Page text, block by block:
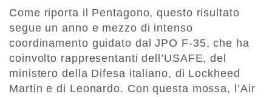
Come riporta il Pentagono, questo risultato
segue un anno e mezzo di intenso
coordinamento guidato dal JPO F-35, che ha
coinvolto rappresentanti dell’USAFE, del
ministero della Difesa italiano, di Lockheed
Martin e di Leonardo. Con questa mossa, l’Air